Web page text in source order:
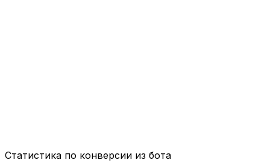
Статистика по конверсии из бота